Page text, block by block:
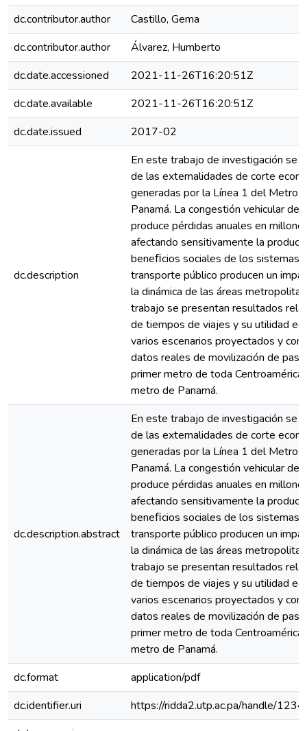
dc.contributor.author
Castillo, Gema
dc.contributor.author
Álvarez, Humberto
dc.date.accessioned
2021-11-26T16:20:51Z
dc.date.available
2021-11-26T16:20:51Z
dc.date.issued
2017-02
dc.description
En este trabajo de investigación se
de las externalidades de corte
generadas por la Línea 1 del Metro
Panamá. La congestión vehicular de
produce pérdidas anuales en
afectando sensitivamente la
beneﬁcios sociales de los sistemas
transporte público producen un
la dinámica de las áreas
trabajo se presentan resultados
de tiempos de viajes y su utilidad
varios escenarios proyectados y
datos reales de movilización de
primer metro de toda
metro de Panamá.
dc.description.abstract
En este trabajo de investigación se
de las externalidades de corte
generadas por la Línea 1 del Metro
Panamá. La congestión vehicular de
produce pérdidas anuales en
afectando sensitivamente la
beneﬁcios sociales de los sistemas
transporte público producen un
la dinámica de las áreas
trabajo se presentan resultados
de tiempos de viajes y su utilidad
varios escenarios proyectados y
datos reales de movilización de
primer metro de toda
metro de Panamá.
dc.format
application/pdf
dc.identifier.uri
https://ridda2.utp.ac.pa/handle/